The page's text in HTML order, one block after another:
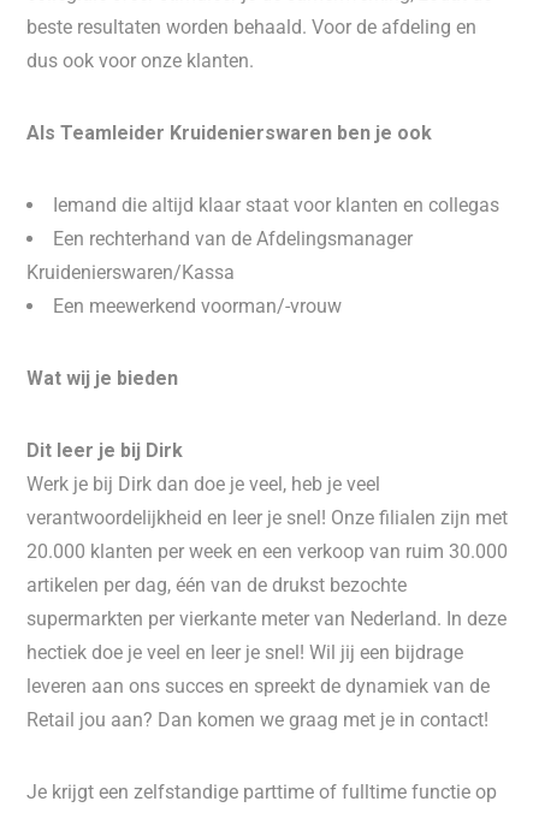
beste resultaten worden behaald. Voor de afdeling en
dus ook voor onze klanten.
Als Teamleider Kruidenierswaren ben je ook
Iemand die altijd klaar staat voor klanten en collegas
Een rechterhand van de Afdelingsmanager
Kruidenierswaren/Kassa
Een meewerkend voorman/-vrouw
Wat wij je bieden
Dit leer je bij Dirk
Werk je bij Dirk dan doe je veel, heb je veel
verantwoordelijkheid en leer je snel! Onze filialen zijn met
20.000 klanten per week en een verkoop van ruim 30.000
artikelen per dag, één van de drukst bezochte
supermarkten per vierkante meter van Nederland. In deze
hectiek doe je veel en leer je snel! Wil jij een bijdrage
leveren aan ons succes en spreekt de dynamiek van de
Retail jou aan? Dan komen we graag met je in contact!
Je krijgt een zelfstandige parttime of fulltime functie op